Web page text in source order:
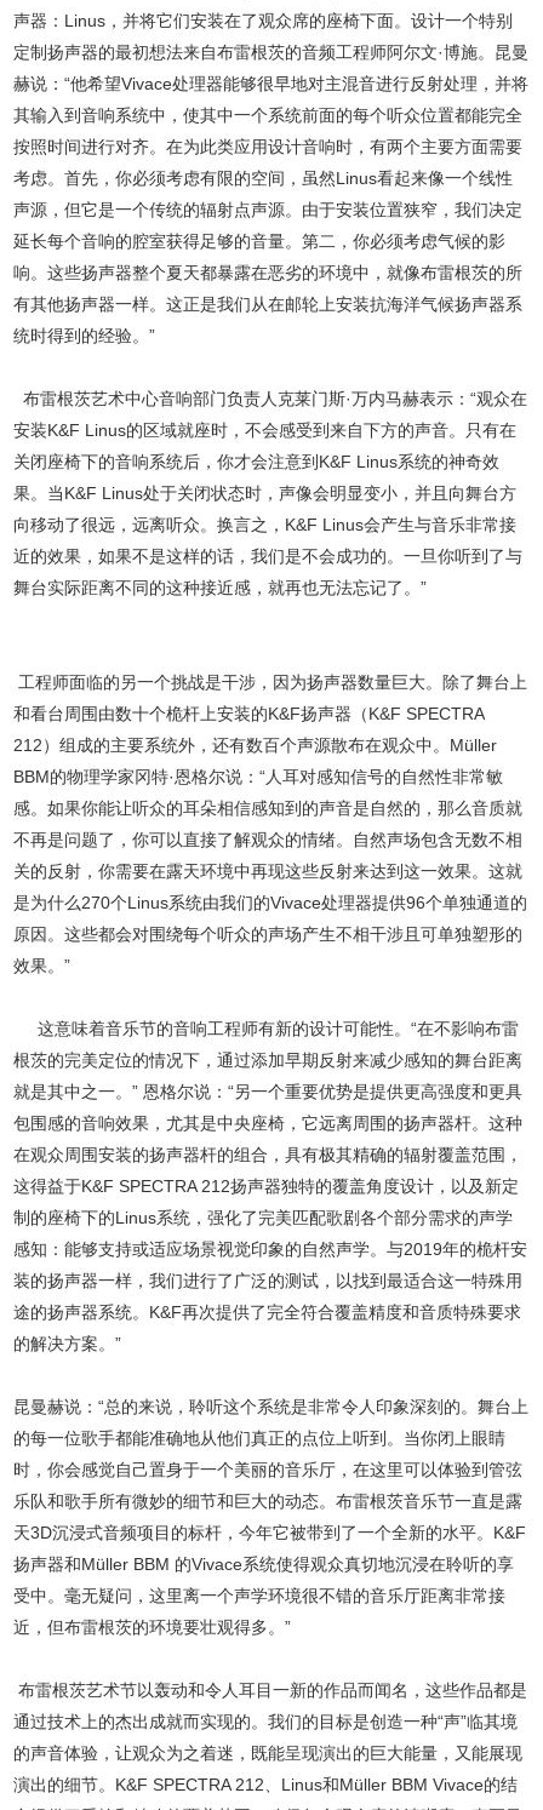
声器：Linus，并将它们安装在了观众席的座椅下面。设计一个特别
定制扬声器的最初想法来自布雷根茨的音频工程师阿尔文·博施。昆曼
赫说：“他希望Vivace处理器能够很早地对主混音进行反射处理，并将
其输入到音响系统中，使其中一个系统前面的每个听众位置都能完全
按照时间进行对齐。在为此类应用设计音响时，有两个主要方面需要
考虑。首先，你必须考虑有限的空间，虽然Linus看起来像一个线性
声源，但它是一个传统的辐射点声源。由于安装位置狭窄，我们决定
延长每个音响的腔室获得足够的音量。第二，你必须考虑气候的影
响。这些扬声器整个夏天都暴露在恶劣的环境中，就像布雷根茨的所
有其他扬声器一样。这正是我们从在邮轮上安装抗海洋气候扬声器系
统时得到的经验。”
布雷根茨艺术中心音响部门负责人克莱门斯·万内马赫表示：“观众在
安装K&F Linus的区域就座时，不会感受到来自下方的声音。只有在
关闭座椅下的音响系统后，你才会注意到K&F Linus系统的神奇效
果。当K&F Linus处于关闭状态时，声像会明显变小，并且向舞台方
向移动了很远，远离听众。换言之，K&F Linus会产生与音乐非常接
近的效果，如果不是这样的话，我们是不会成功的。一旦你听到了与
舞台实际距离不同的这种接近感，就再也无法忘记了。”
工程师面临的另一个挑战是干涉，因为扬声器数量巨大。除了舞台上
和看台周围由数十个桅杆上安装的K&F扬声器（K&F SPECTRA
212）组成的主要系统外，还有数百个声源散布在观众中。Müller
BBM的物理学家冈特·恩格尔说：“人耳对感知信号的自然性非常敏
感。如果你能让听众的耳朵相信感知到的声音是自然的，那么音质就
不再是问题了，你可以直接了解观众的情绪。自然声场包含无数不相
关的反射，你需要在露天环境中再现这些反射来达到这一效果。这就
是为什么270个Linus系统由我们的Vivace处理器提供96个单独通道的
原因。这些都会对围绕每个听众的声场产生不相干涉且可单独塑形的
效果。”
这意味着音乐节的音响工程师有新的设计可能性。“在不影响布雷
根茨的完美定位的情况下，通过添加早期反射来减少感知的舞台距离
就是其中之一。” 恩格尔说：“另一个重要优势是提供更高强度和更具
包围感的音响效果，尤其是中央座椅，它远离周围的扬声器杆。这种
在观众周围安装的扬声器杆的组合，具有极其精确的辐射覆盖范围，
这得益于K&F SPECTRA 212扬声器独特的覆盖角度设计，以及新定
制的座椅下的Linus系统，强化了完美匹配歌剧各个部分需求的声学
感知：能够支持或适应场景视觉印象的自然声学。与2019年的桅杆安
装的扬声器一样，我们进行了广泛的测试，以找到最适合这一特殊用
途的扬声器系统。K&F再次提供了完全符合覆盖精度和音质特殊要求
的解决方案。”
昆曼赫说：“总的来说，聆听这个系统是非常令人印象深刻的。舞台上
的每一位歌手都能准确地从他们真正的点位上听到。当你闭上眼睛
时，你会感觉自己置身于一个美丽的音乐厅，在这里可以体验到管弦
乐队和歌手所有微妙的细节和巨大的动态。布雷根茨音乐节一直是露
天3D沉浸式音频项目的标杆，今年它被带到了一个全新的水平。K&F
扬声器和Müller BBM 的Vivace系统使得观众真切地沉浸在聆听的享
受中。毫无疑问，这里离一个声学环境很不错的音乐厅距离非常接
近，但布雷根茨的环境要壮观得多。”
布雷根茨艺术节以轰动和令人耳目一新的作品而闻名，这些作品都是
通过技术上的杰出成就而实现的。我们的目标是创造一种“声”临其境
的声音体验，让观众为之着迷，既能呈现演出的巨大能量，又能展现
演出的细节。K&F SPECTRA 212、Linus和Müller BBM Vivace的结